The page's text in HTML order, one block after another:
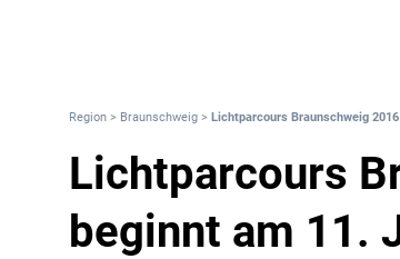
Region > Braunschweig > Lichtparcours Braunschweig
Lichtparcours
beginnt am 11.